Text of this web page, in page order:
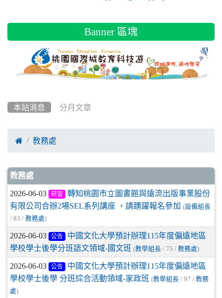
Banner 區塊
本站消息 分月文章
 教務處
文章列表
教務處
2026-06-03 研習
轉知桃園市立圖書館與遠流出版事業股份
有限公司合辦2場SEL系列講座 ，請踴躍報名參加 (設備組長
/ 83 / 教務處)
2026-06-03 公告
中國文化大學預計辦理115年度偏遠地區
學校學士後學分班語文領域-國文班 (教學組長 / 75 / 教務處)
2026-06-03 公告
中國文化大學預計辦理115年度偏遠地區
學校學士後學 分班綜合活動領域-家政班 (教學組長 / 97 / 教務
處)